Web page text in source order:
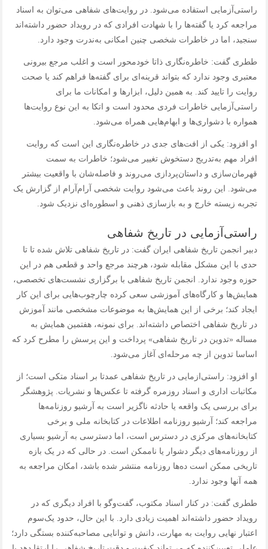
راستی‌آزمایی استفاده می‌شود. در روایت‌های شفاهی می‌توان به اسناد
مراجعه کرد یا گفته‌ها را با شهادت افرادی که در رویداد حضور داشته‌اند
سنجید، اما در خاطرات شخصی چنین امکانی به‌ندرت وجود دارد.
ططری گفت: خاطره‌نگاری ذاتا خودمحور است و اغلب مرجع بیرونی
معتبری وجود ندارد که بتواند قرینه‌ای برای گفته‌ها فراهم کند یا صحت
روایت را تایید کند. به همین دلیل، ابزارها و امکانات ما برای
راستی‌آزمایی خاطرات فردی محدود است و اتکا به این نوع روایت‌ها
همواره با دشواری‌ها و ابهام‌هایی همراه می‌شود.
او افزود: یکی از افت‌های جدی در خاطره‌نگاری این است که روایت
افراد مهم به‌تدریج دستخوش تغییر می‌شود؛ خاطرات به سمت
قهرمان‌سازی و داستان‌پردازی می‌روند و فاصله‌شان با واقعیت بیشتر
می‌شود. این روند باعث می‌شود روایت شخصی آرام‌آرام از گزارش یک
تجربه زیسته خارج و به بازسازی ذهنی و اسطوره‌ای نزدیک شود.
راستی‌آزمایی در تاریخ شفاهی
دبیر انجمن تاریخ شفاهی ایران گفت: در تاریخ شفاهی تلاش شده تا تا
حدی با این مشکل مقابله شود، هرچند مرجع واحد و قطعی هم در این
حوزه وجود ندارد. انجمن تاریخ شفاهی با برگزاری نشست‌های تخصصی،
همایش‌ها و کارگاه‌های آموزشی سعی کرده چارچوب‌هایی برای این کار
ایجاد کند؛ برخی از این همایش‌ها به موضوعات مشخصی مانند آموزش
در تاریخ شفاهی اختصاص داشته‌اند. برای نمونه، هفتمین همایش به
مساله «تدوین در تاریخ شفاهی» پرداخت و این پرسش را مطرح کرد که
اساسا تدوین از چه مرحله‌ای آغاز می‌شود.
او افزود: راستی‌ازمایی در تاریخ شفاهی عمدتا بر اسناد متکی است؛ از
مکاتبات اداری و اسناد روزمره گرفته تا عکس‌ها و نشریات. پژوهشگر
برای بررسی یک واقعه یا حادثه ناگزیر است به آرشیو روزنامه‌ها
مراجعه کند؛ آرشیو روزنامه اطلاعات در کتابخانه ملی و برخی
کتابخانه‌های مرکزی در دسترس است، اما دسترسی به آرشیو بسیاری
از روزنامه‌های دیگر دشوار یا ناممکن است. در حالی که در یک بازه
تاریخی ممکن است ده‌ها روزنامه منتشر شده باشد، امکان مراجعه به
همه آنها وجود ندارد.
ططری گفت: در کنار اسناد مکتوب، گفت‌وگو با افراد دیگری که در
رویداد حضور داشته‌اند اهمیت زیادی دارد. با این حال، حدود یک‌سوم
اعتبار نهایی روایت به مهارت، دانش و توانایی مصاحبه‌کننده بستگی دارد؛